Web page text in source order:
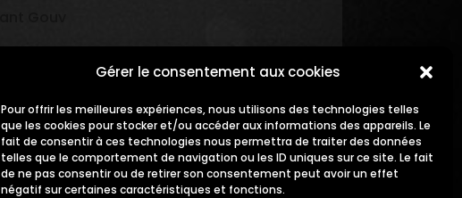
Gérer le consentement aux cookies
Pour offrir les meilleures expériences, nous utilisons des technologies telles
que les cookies pour stocker et/ou accéder aux informations des appareils. Le
fait de consentir à ces technologies nous permettra de traiter des données
telles que le comportement de navigation ou les ID uniques sur ce site. Le fait
de ne pas consentir ou de retirer son consentement peut avoir un effet
négatif sur certaines caractéristiques et fonctions.